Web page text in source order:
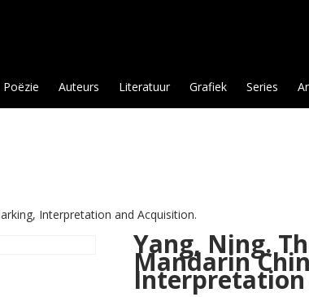
Poëzie Auteurs Literatuur Grafiek Series
Interpretation and Acquisition.
Yang, Ning.
Mandarin